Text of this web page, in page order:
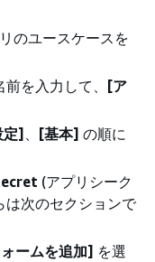
のユースケースを
を入力して、 [ア
定] [基本] の順に
(アプリシーク
は次のセクションで
ームを追加] を選